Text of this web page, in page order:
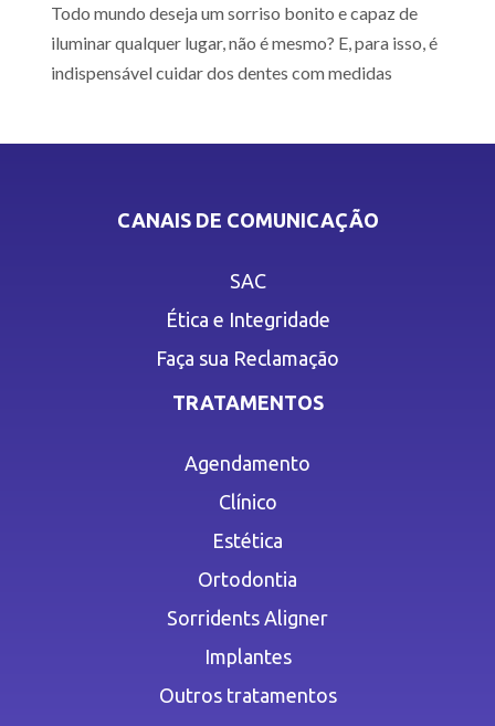
Todo mundo deseja um sorriso bonito e capaz de
iluminar qualquer lugar, não é mesmo? E, para isso, é
indispensável cuidar dos dentes com medidas
CANAIS DE COMUNICAÇÃO
SAC
Ética e Integridade
Faça sua Reclamação
TRATAMENTOS
Agendamento
Clínico
Estética
Ortodontia
Sorridents Aligner
Implantes
Outros tratamentos